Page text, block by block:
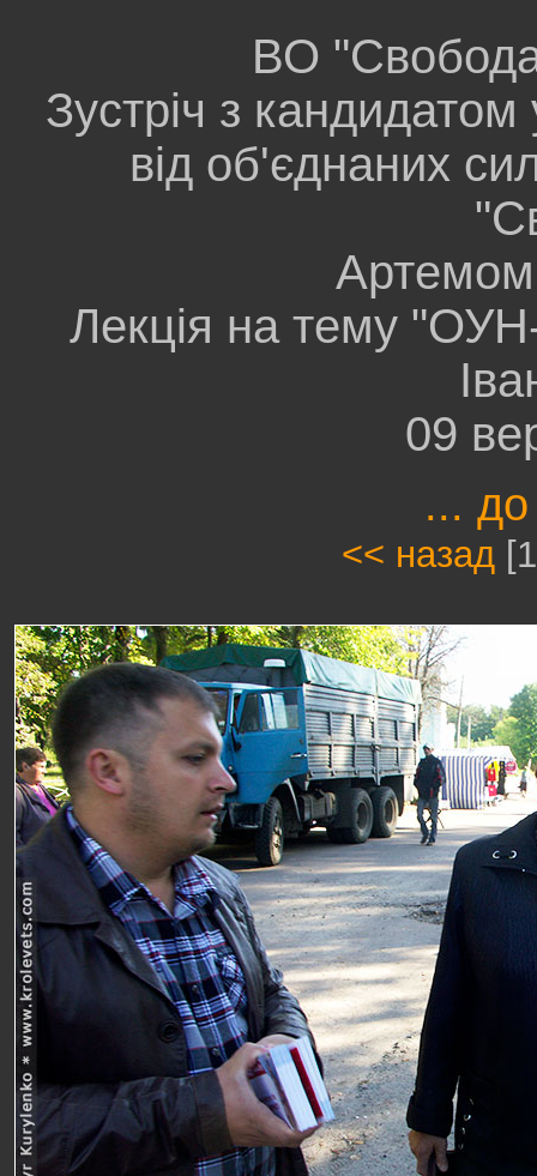
ВО
Зустріч з кандидатом
від об'єднаних
Артемом
Лекція на тему
09
... до
<< назад